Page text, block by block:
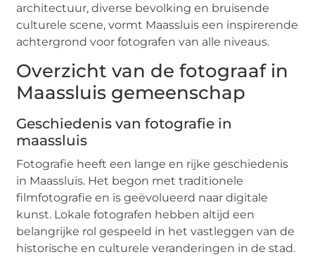
architectuur, diverse bevolking en bruisende
culturele scene, vormt Maassluis een inspirerende
achtergrond voor fotografen van alle niveaus.
Overzicht van de fotograaf in
Maassluis gemeenschap
Geschiedenis van fotografie in
maassluis
Fotografie heeft een lange en rijke geschiedenis
in Maassluis. Het begon met traditionele
filmfotografie en is geëvolueerd naar digitale
kunst. Lokale fotografen hebben altijd een
belangrijke rol gespeeld in het vastleggen van de
historische en culturele veranderingen in de stad.